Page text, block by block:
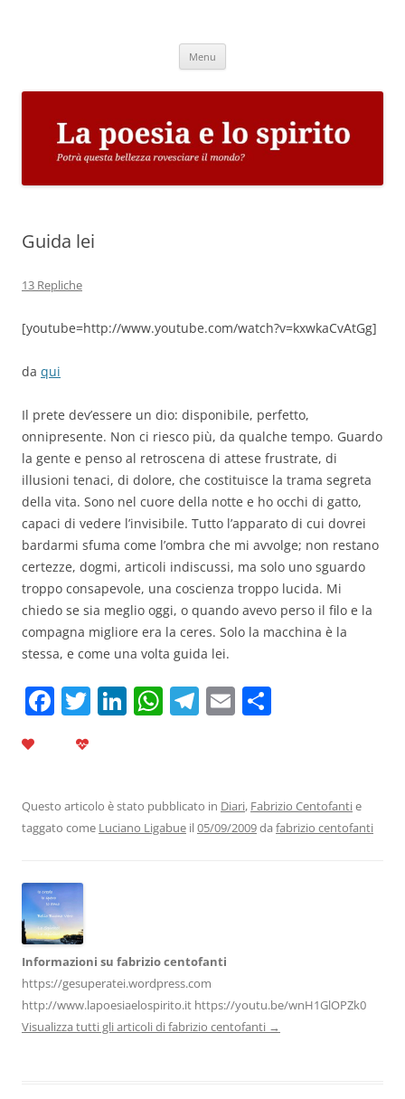
Menu
Guida lei
13 Repliche
[youtube=http://www.youtube.com/watch?v=kxwkaCvAtGg]
da qui
Il prete dev’essere un dio: disponibile, perfetto,
onnipresente. Non ci riesco più, da qualche tempo. Guardo
la gente e penso al retroscena di attese frustrate, di
illusioni tenaci, di dolore, che costituisce la trama segreta
della vita. Sono nel cuore della notte e ho occhi di gatto,
capaci di vedere l’invisibile. Tutto l’apparato di cui dovrei
bardarmi sfuma come l’ombra che mi avvolge; non restano
certezze, dogmi, articoli indiscussi, ma solo uno sguardo
troppo consapevole, una coscienza troppo lucida. Mi
chiedo se sia meglio oggi, o quando avevo perso il filo e la
compagna migliore era la ceres. Solo la macchina è la
stessa, e come una volta guida lei.
F
b
o
o
k
T Li
dI
n
W
A
p
T
a
m
E
vi
di
Questo articolo è stato pubblicato in Diari, Fabrizio Centofantie
taggato come Luciano Ligabue il05/09/2009da fabrizio centofanti
Informazioni su fabrizio centofanti
https://gesuperatei.wordpress.com
http://www.lapoesiaelospirito.it https://youtu.be/wnH1GlOPZk0
Visualizza tutti gli articoli di fabrizio centofanti →